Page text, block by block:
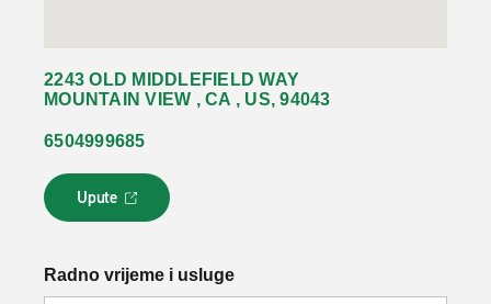
2243 OLD MIDDLEFIELD WAY
MOUNTAIN VIEW , CA , US, 94043
6504999685
Upute
L
i
k
Radno vrijeme i usluge